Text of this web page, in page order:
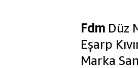
Fdm Düz
Eşarp
Marka